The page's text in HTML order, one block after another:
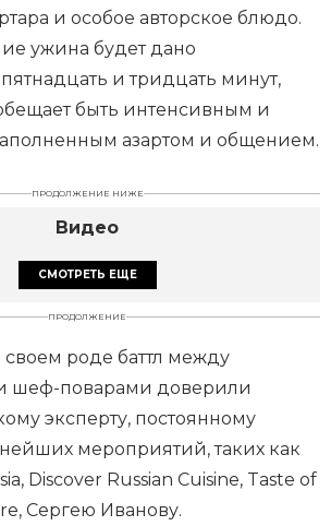
и особое авторское блюдо.
ужина будет дано
пятнадцать и тридцать минут,
быть интенсивным и
азартом и общением.
ПРОДОЛЖЕНИЕ НИЖЕ
Видео
СМОТРЕТЬ ЕЩЕ
ПРОДОЛЖЕНИЕ
роде баттл между
шеф-поварами доверили
эксперту, постоянному
мероприятий, таких как
Discover Russian Cuisine, Taste of
Сергею Иванову.